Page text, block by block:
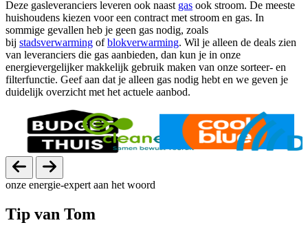
Deze gasleveranciers leveren ook naast gas ook stroom. De meeste
huishoudens kiezen voor een contract met stroom en gas. In
sommige gevallen heb je geen gas nodig, zoals
bij stadsverwarming ofblokverwarming. Wil je alleen de deals zien
van leveranciers die gas aanbieden, dan kun je in onze
energievergelijker makkelijk gebruik maken van onze sorteer- en
filterfunctie. Geef aan dat je alleen gas nodig hebt en we geven je
duidelijk overzicht met het actuele aanbod.
onze energie-expert aan het woord
Tip van Tom